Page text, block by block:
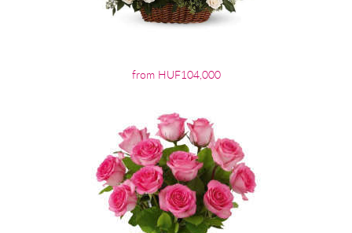
from HUF104,000